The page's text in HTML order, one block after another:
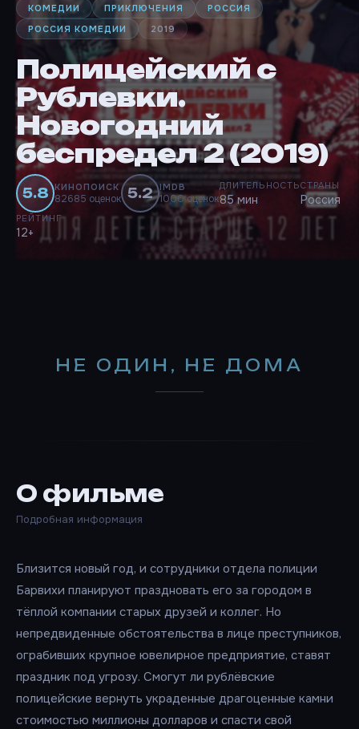
КОМЕДИИ ПРИКЛЮЧЕНИЯ
РОССИЯ
РОССИЯ КОМЕДИИ
2019
Полицейский с
Рублевки.
Новогодний
беспредел 2 (2019)
5.8 КИНОПОИСК
82685 оценок 5.2 IMDB
1000 оценок
ДЛИТЕЛЬНОСТЬ
85 мин
СТРАНЫ
Россия
РЕЙТИНГ
12+
НЕ ОДИН, НЕ ДОМА
О фильме
Подробная информация
Близится новый год, и сотрудники отдела полиции
Барвихи планируют праздновать его за городом в
тёплой компании старых друзей и коллег. Но
непредвиденные обстоятельства в лице преступников,
ограбивших крупное ювелирное предприятие, ставят
праздник под угрозу. Смогут ли рублёвские
полицейские вернуть украденные драгоценные камни
стоимостью миллионы долларов и спасти свой